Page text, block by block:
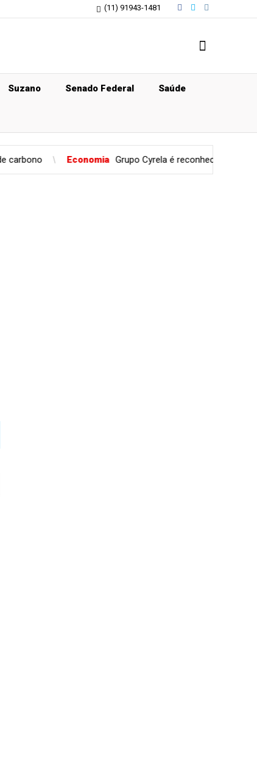
(11) 91943-1481
Suzano Senado Federal Saúde
Economia Grupo Cyrela é reconhecido como Empresa Pró-